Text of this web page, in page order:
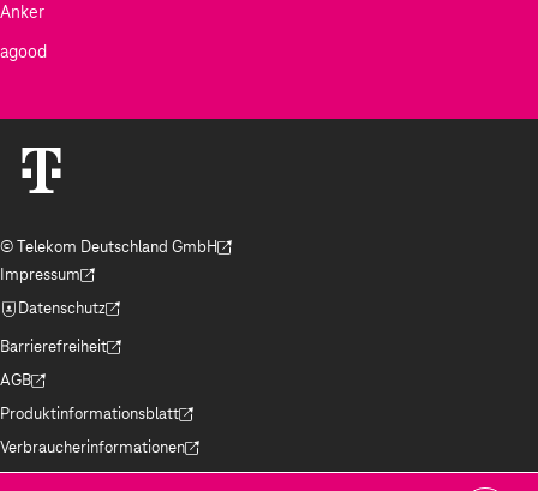
Anker
agood
© Telekom Deutschland GmbH
(Der Link wird in einem neuen Tab geöffnet)
Impressum
(Der Link wird in einem neuen Tab geöffnet)
Datenschutz
(Der Link wird in einem neuen Tab geöffnet)
Barrierefreiheit
(Der Link wird in einem neuen Tab geöffnet)
AGB
(Der Link wird in einem neuen Tab geöffnet)
Produktinformationsblatt
(Der Link wird in einem neuen Tab geöffnet)
Verbraucherinformationen
(Der Link wird in einem neuen Tab geöffnet)